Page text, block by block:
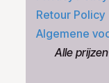
Retour Policy
Algemene
​Alle